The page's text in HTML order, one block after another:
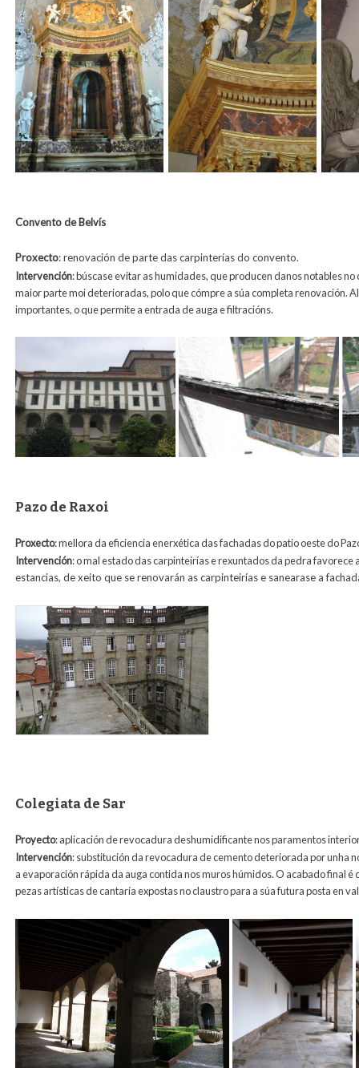
Convento de Belvís
Proxecto: renovación de parte das carpinterías do convento.
Intervención: búscase evitar as humidades, que producen danos notables
maior parte moi deterioradas, polo que cómpre a súa completa renovación.
importantes, o que permite a entrada de auga e filtracións.
Pazo de Raxoi
Proxecto: mellora da eficiencia enerxética das fachadas do patio oeste do
Intervención: o mal estado das carpinteirías e rexuntados da pedra
estancias, de xeito que se renovarán as carpinteirías e sanearase a
raxoi4.jpg
Colegiata de Sar
Proyecto: aplicación de revocadura deshumidificante nos paramentos
Intervención:substitución da revocadura de cemento deteriorada por unha
a evaporación rápida da auga contida nos muros húmidos. O acabado final
pezas artísticas de cantaría expostas no claustro para a súa futura posta en